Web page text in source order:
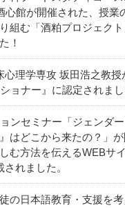
⼼館が開催された、授業
組む「酒粕プロジェク
！
理学専攻 坂田浩之教授
ョナー』に認定されまし
ンセミナー「ジェンダ
はどこから来たの？」が
む方法を伝えるWEBサ
れました。
の日本語教育・支援を考